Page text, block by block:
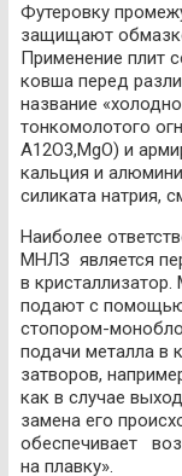
Футеровку
защищают
Применение плит
ковша перед
название
тонкомолотого
А12O3,MgO) и
кальция и
силиката натрия,
Наиболее
МНЛЗ является
в
подают с помощью
стопором-
подачи металла в
затворов,
как в случае
замена его
обеспечивает
на плавку».